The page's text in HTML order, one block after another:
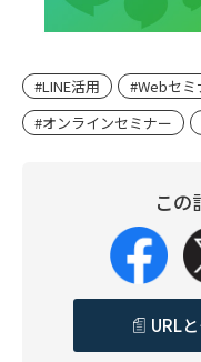
#LINE活用 #Webセミ
#オンラインセミナー
この
URL